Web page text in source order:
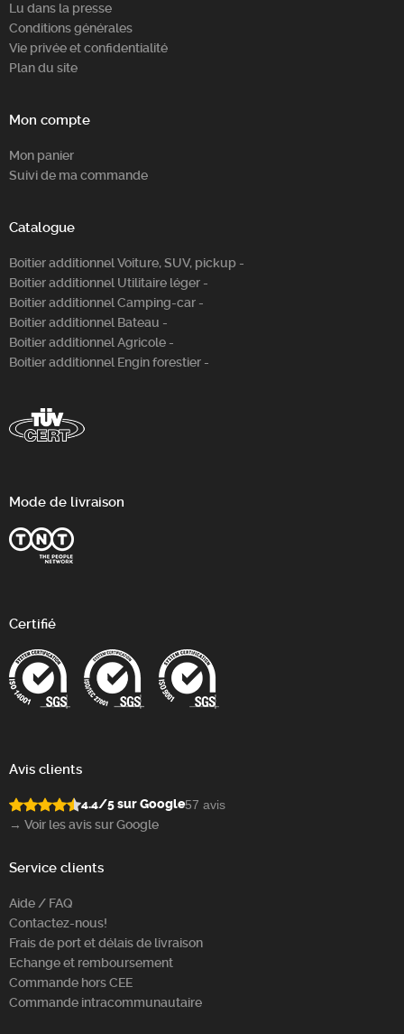
Lu dans la presse
Conditions générales
Vie privée et confidentialité
Plan du site
Mon compte
Mon panier
Suivi de ma commande
Catalogue
Boitier additionnel Voiture, SUV, pickup -
Boitier additionnel Utilitaire léger -
Boitier additionnel Camping-car -
Boitier additionnel Bateau -
Boitier additionnel Agricole -
Boitier additionnel Engin forestier -
Mode de livraison
Certifié
Avis clients
4.4/5 sur Google57 avis
→ Voir les avis sur Google
Service clients
Aide / FAQ
Contactez-nous!
Frais de port et délais de livraison
Echange et remboursement
Commande hors CEE
Commande intracommunautaire